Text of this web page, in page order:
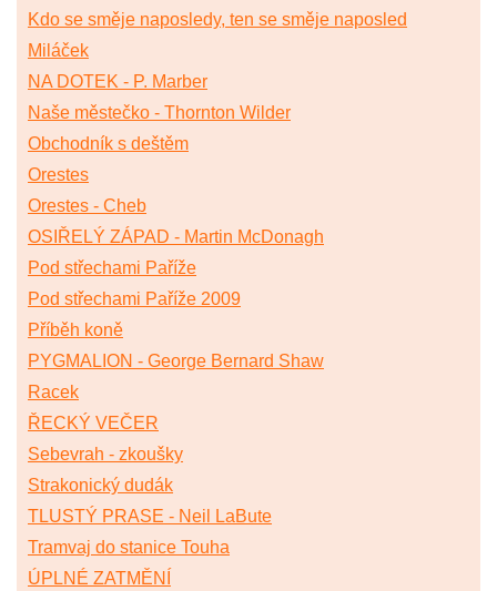
Kdo se směje naposledy, ten se směje naposled
Miláček
NA DOTEK - P. Marber
Naše městečko - Thornton Wilder
Obchodník s deštěm
Orestes
Orestes - Cheb
OSIŘELÝ ZÁPAD - Martin McDonagh
Pod střechami Paříže
Pod střechami Paříže 2009
Příběh koně
PYGMALION - George Bernard Shaw
Racek
ŘECKÝ VEČER
Sebevrah - zkoušky
Strakonický dudák
TLUSTÝ PRASE - Neil LaBute
Tramvaj do stanice Touha
ÚPLNÉ ZATMĚNÍ